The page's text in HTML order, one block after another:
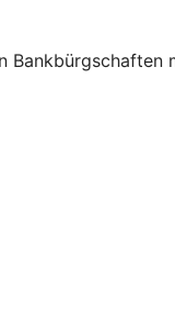
Bankbürgschaften